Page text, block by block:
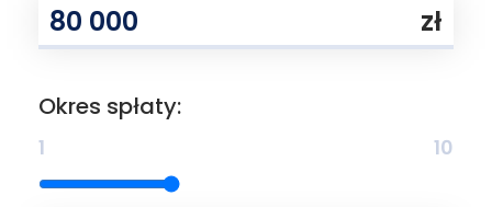
zł
Okres spłaty:
1 10